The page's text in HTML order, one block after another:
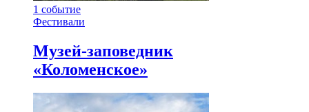
1 событие
Фестивали
Музей-заповедник
«Коломенское»